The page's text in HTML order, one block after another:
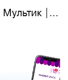
Интро-анимация для Youtube | Мультик | Видео-эксплейнер